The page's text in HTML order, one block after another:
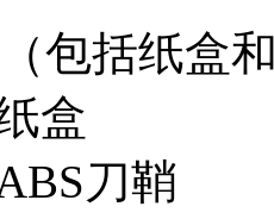
包括纸盒
盒
刀鞘